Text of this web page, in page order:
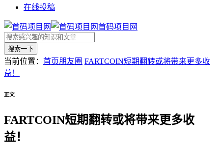
在线投稿
首码项目网
搜索一下
当前位置： 首页朋友圈 FARTCOIN短期翻转或将带来更多收
益！
正文
FARTCOIN短期翻转或将带来更多收
益！